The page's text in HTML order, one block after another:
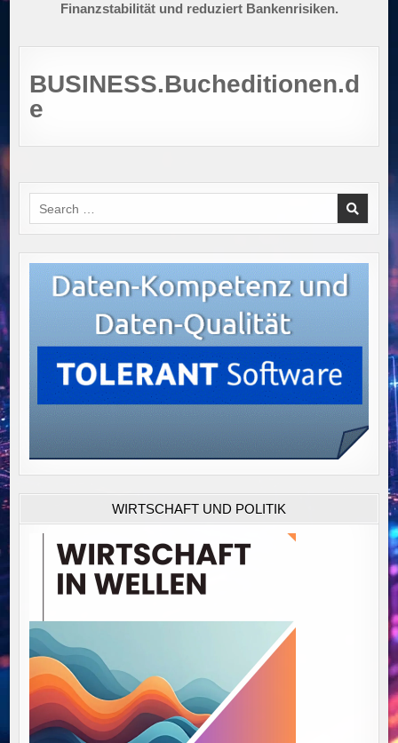
Finanzstabilität und reduziert Bankenrisiken.
BUSINESS.Bucheditionen.d
e
Search
for:
WIRTSCHAFT UND POLITIK